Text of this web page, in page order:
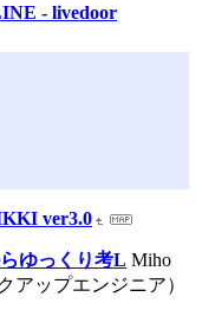
- livedoor
ver3.0
ゆっくり考L Miho
アップエンジニア）